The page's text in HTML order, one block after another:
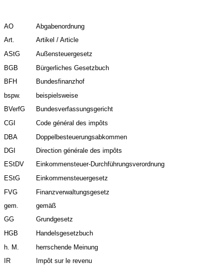
AO
Abgabenordnung
Art.
Artikel / Article
AStG
Außensteuergesetz
BGB
Bürgerliches Gesetzbuch
BFH
Bundesfinanzhof
bspw.
beispielsweise
BVerfG
Bundesverfassungsgericht
CGI
Code général des impôts
DBA
Doppelbesteuerungsabkommen
DGI
Direction générale des impôts
EStDV
Einkommensteuer-Durchführungsverordnung
EStG
Einkommensteuergesetz
FVG
Finanzverwaltungsgesetz
gem.
gemäß
GG
Grundgesetz
HGB
Handelsgesetzbuch
h. M.
herrschende Meinung
IR
Impôt sur le revenu